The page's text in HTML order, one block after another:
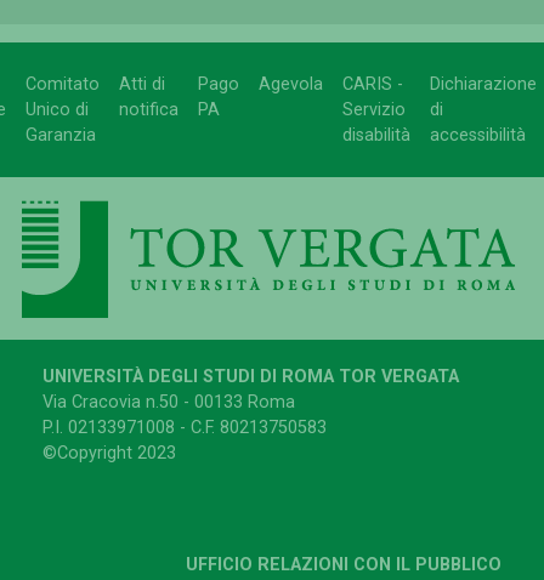
Comitato
Unico di
Garanzia
Atti di
notifica
Pago
PA
Agevola
CARIS -
Servizio
disabilità
Dichiarazione
di
accessibilità
UNIVERSITÀ DEGLI STUDI DI ROMA TOR VERGATA
Via Cracovia n.50 - 00133 Roma
P.I. 02133971008 - C.F. 80213750583
©Copyright 2023
UFFICIO RELAZIONI CON IL PUBBLICO